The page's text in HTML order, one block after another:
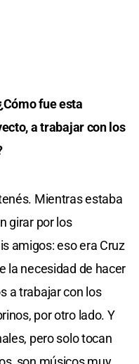
fue esta
a trabajar con los
Mientras estaba
girar por los
amigos: eso era Cruz
la necesidad de hacer
a trabajar con los
por otro lado. Y
pero solo tocan